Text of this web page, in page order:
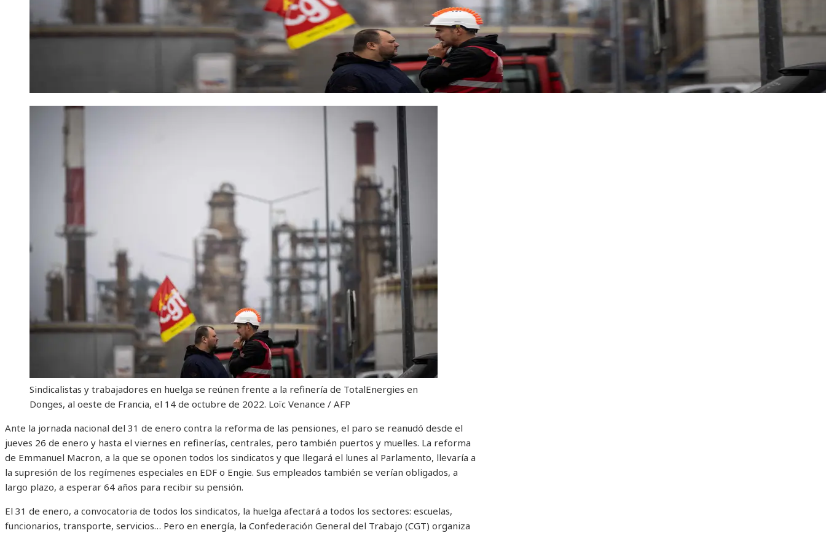
Sindicalistas y trabajadores en huelga se reúnen frente a la refinería de TotalEnergies en
Donges, al oeste de Francia, el 14 de octubre de 2022. Loïc Venance / AFP
Ante la jornada nacional del 31 de enero contra la reforma de las pensiones, el paro se reanudó desde el
jueves 26 de enero y hasta el viernes en refinerías, centrales, pero también puertos y muelles. La reforma
de Emmanuel Macron, a la que se oponen todos los sindicatos y que llegará el lunes al Parlamento, llevaría a
la supresión de los regímenes especiales en EDF o Engie. Sus empleados también se verían obligados, a
largo plazo, a esperar 64 años para recibir su pensión.
El 31 de enero, a convocatoria de todos los sindicatos, la huelga afectará a todos los sectores: escuelas,
funcionarios, transporte, servicios… Pero en energía, la Confederación General del Trabajo (CGT) organiza